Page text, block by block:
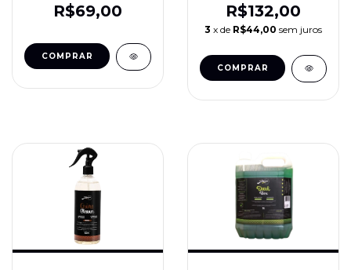
INTERNOS 1,5L - JAÇA
R$69,00 R$132,00
3 x de R$44,00 sem juros